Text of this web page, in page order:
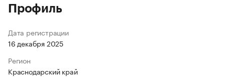
Профиль
Дата регистрации
16 декабря 2025
Регион
Краснодарский край